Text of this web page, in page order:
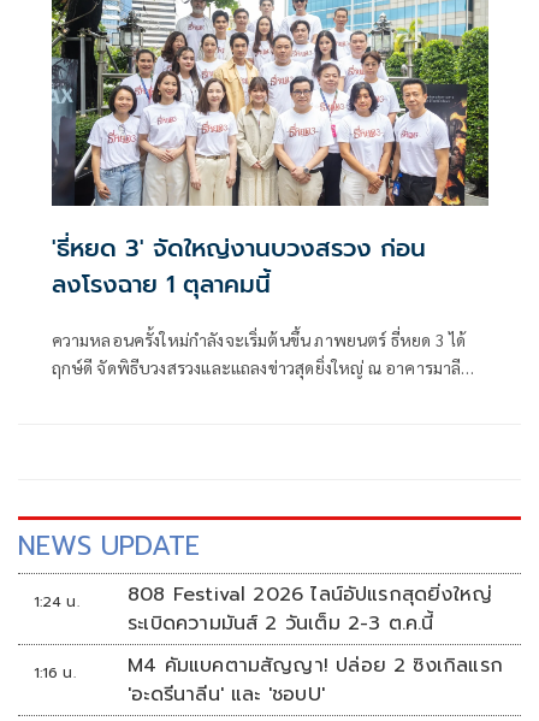
'ธี่หยด 3' จัดใหญ่งานบวงสรวง ก่อน
ลงโรงฉาย 1 ตุลาคมนี้
ความหลอนครั้งใหม่กำลังจะเริ่มต้นขึ้น ภาพยนตร์ ธี่หยด 3 ได้
ฤกษ์ดี จัดพิธีบวงสรวงและแถลงข่าวสุดยิ่งใหญ่ ณ อาคารมาลี
NEWS UPDATE
1:24 น.
808 Festival 2026 ไลน์อัปแรกสุดยิ่งใหญ่
ระเบิดความมันส์ 2 วันเต็ม 2-3 ต.ค.นี้
1:16 น.
M4 คัมแบคตามสัญญา! ปล่อย 2 ซิงเกิลแรก
'อะดรีนาลีน' และ 'ชอบU'